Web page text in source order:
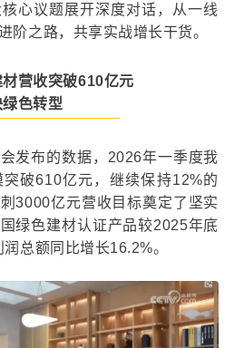
心议题展开深度对话，从一线
阶之路，共享实战增长干货。
营收突破610亿元
色转型
发布的数据，2026年一季度我
破610亿元，继续保持12%的
3000亿元营收目标奠定了坚实
绿色建材认证产品较2025年底
总额同比增长16.2%。